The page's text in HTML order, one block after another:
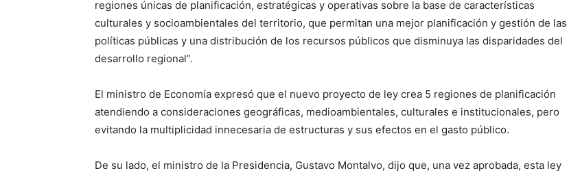
regiones únicas de planificación, estratégicas y operativas sobre la base de características
culturales y socioambientales del territorio, que permitan una mejor planificación y gestión de las
políticas públicas y una distribución de los recursos públicos que disminuya las disparidades del
desarrollo regional”.
El ministro de Economía expresó que el nuevo proyecto de ley crea 5 regiones de planificación
atendiendo a consideraciones geográficas, medioambientales, culturales e institucionales, pero
evitando la multiplicidad innecesaria de estructuras y sus efectos en el gasto público.
De su lado, el ministro de la Presidencia, Gustavo Montalvo, dijo que, una vez aprobada, esta ley